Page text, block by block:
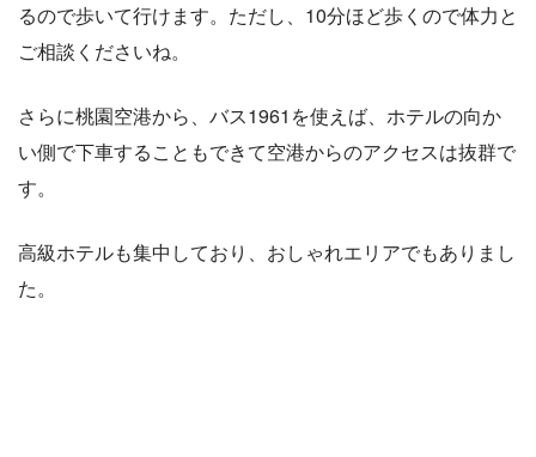
るので歩いて行けます。ただし、 10分ほど歩くので体力と
ご相談くださいね。
さらに桃園空港から、バス1961 を使えば、ホテルの向か
い側で下車することもできて空港からのアクセスは抜群で
す。
高級ホテルも集中しており、おしゃれエリアでもありまし
た。